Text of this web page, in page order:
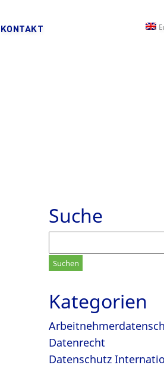
KONTAKT
Suche
nach:
Kategorien
Datenrecht
Datenschutz